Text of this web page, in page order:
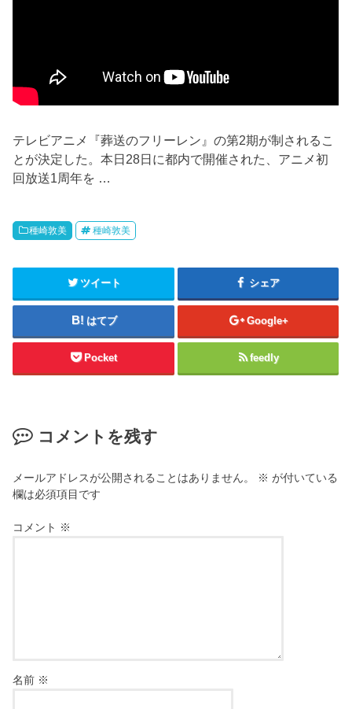
テレビアニメ『葬送のフリーレン』の第2期が制されるこ
とが決定した。本日28日に都内で開催された、アニメ初
回放送1周年を …
種崎敦美 種崎敦美
ツイート シェア
はてブ Google+
Pocket feedly
コメントを残す
メールアドレスが公開されることはありません。 ※ が付いている
欄は必須項目です
コメント ※
名前 ※